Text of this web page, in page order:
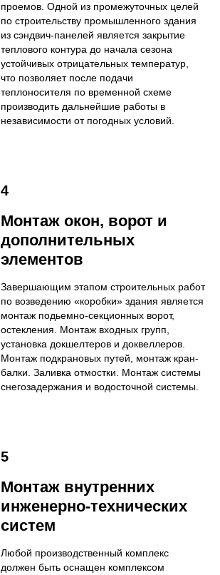
проемов. Одной из промежуточных целей
по строительству промышленного здания
из сэндвич-панелей является закрытие
теплового контура до начала сезона
устойчивых отрицательных температур,
что позволяет после подачи
теплоносителя по временной схеме
производить дальнейшие работы в
независимости от погодных условий.
4
Монтаж окон, ворот и
дополнительных
элементов
Завершающим этапом строительных работ
по возведению «коробки» здания является
монтаж подьемно-секционных ворот,
остекления. Монтаж входных групп,
установка докшелтеров и доквеллеров.
Монтаж подкрановых путей, монтаж кран-
балки. Заливка отмостки. Монтаж системы
снегозадержания и водосточной системы.
5
Монтаж внутренних
инженерно-технических
систем
Любой производственный комплекс
должен быть оснащен комплексом